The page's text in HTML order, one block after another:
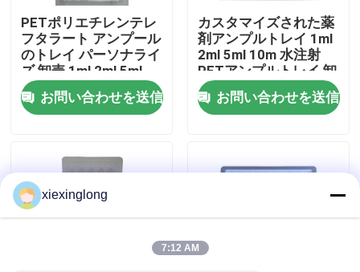
工場 ツアー
品質管理
連絡 ください
ニュース
事件
PETポリエチレンテレ
フタラート アンプール
のトレイ パーソナライ
ズ 卸売 1ml 2ml 5ml
10ml 水注射 アンプー
ルのトレイ パーソナラ
イズ
お問い合わせを送信
カスタマイズされた薬
剤アンプルトレイ 1ml
2ml 5ml 10m 水注射
PETアンプルトレイ 卸
売カスタマイズ
お問い合わせを送信
xiexinglong
7:12 AM